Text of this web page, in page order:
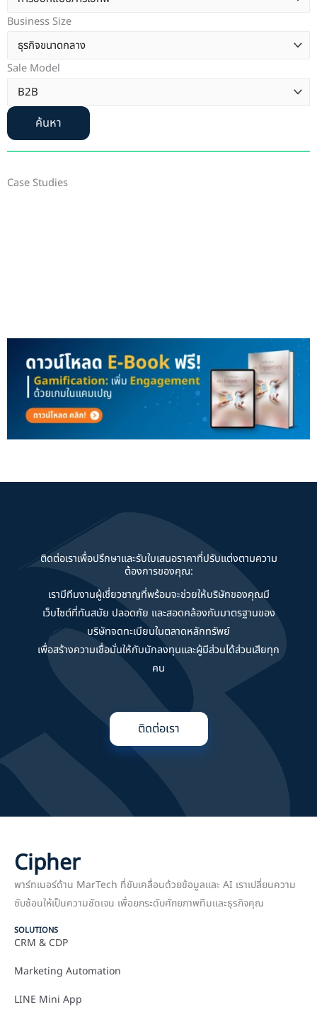
Business Size
Sale Model
ค้นหา
Case Studies
ติดต่อเราเพื่อปรึกษาและรับใบเสนอราคาที่ปรับแต่งตามความ
ต้องการของคุณ:
เรามีทีมงานผู้เชี่ยวชาญที่พร้อมจะช่วยให้บริษัทของคุณมี
เว็บไซต์ที่ทันสมัย ปลอดภัย และสอดคล้องกับมาตรฐานของ
บริษัทจดทะเบียนในตลาดหลักทรัพย์
เพื่อสร้างความเชื่อมั่นให้กับนักลงทุนและผู้มีส่วนได้ส่วนเสียทุก
คน
ติดต่อเรา
Cipher
พาร์ทเนอร์ด้าน MarTech ที่ขับเคลื่อนด้วยข้อมูลและ AI เราเปลี่ยนความ
ซับซ้อนให้เป็นความชัดเจน เพื่อยกระดับศักยภาพทีมและธุรกิจคุณ
SOLUTIONS
CRM & CDP
Marketing Automation
LINE Mini App